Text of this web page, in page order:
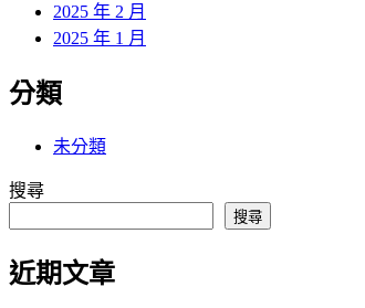
2025 年 2 月
2025 年 1 月
分類
未分類
搜尋
搜尋
近期文章